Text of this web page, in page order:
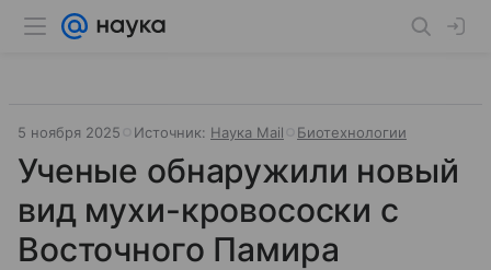
5 ноября 2025 Источник: Наука Mail Биотехнологии
Ученые обнаружили новый
вид мухи-кровососки с
Восточного Памира